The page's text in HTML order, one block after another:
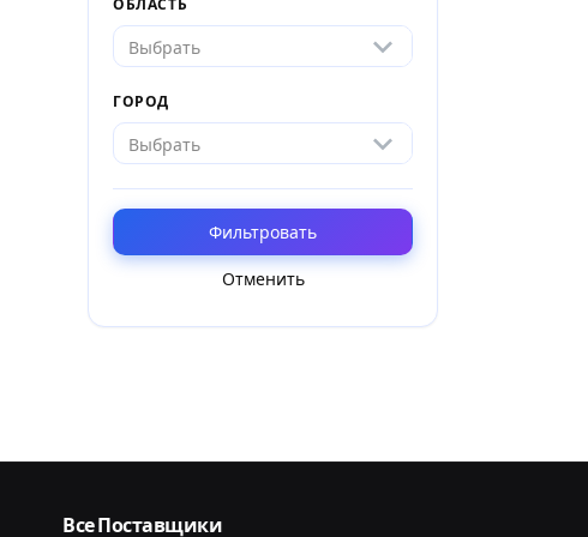
ОБЛАСТЬ
Выбрать
ГОРОД
Выбрать
Фильтровать
Отменить
Все Поставщики